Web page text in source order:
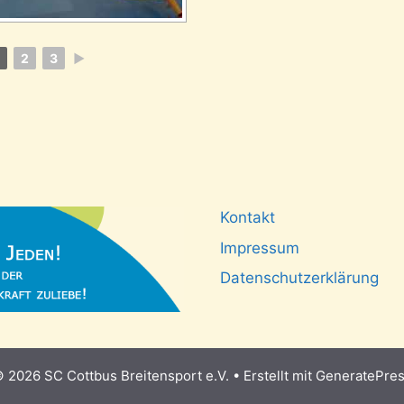
2 3 ►
Kontakt
Impressum
Datenschutzerklärung
2026 SC Cottbus Breitensport e.V. • Erstellt mit